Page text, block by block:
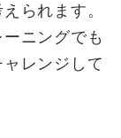
られます。
ニングでも
レンジして